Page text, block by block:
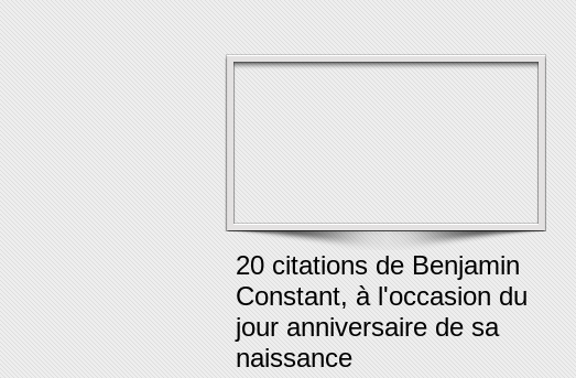
20 citations de Benjamin
Constant, à l'occasion du
jour anniversaire de sa
naissance